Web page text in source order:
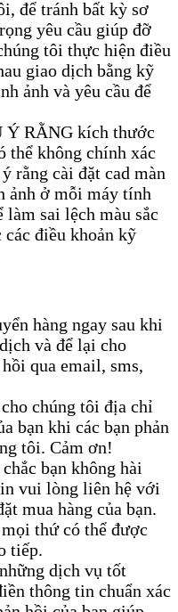
để tránh bất kỳ sơ
yêu cầu giúp đỡ
tôi thực hiện điều
giao dịch bằng kỹ
ảnh và yêu cầu để
RẰNG kích thước
thể không chính xác
rằng cài đặt cad màn
ảnh ở mỗi máy tính
làm sai lệch màu sắc
điều khoản kỹ
hàng ngay sau khi
và để lại cho
qua email, sms,
chúng tôi địa chỉ
bạn khi các bạn phản
tôi. Cảm ơn!
bạn không hài
vui lòng liên hệ với
mua hàng của bạn.
thứ có thể được
tiếp.
dịch vụ tốt
thông tin chuẩn xác